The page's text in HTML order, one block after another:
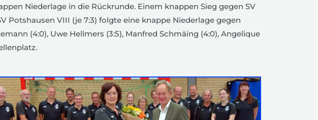
Niederlage in die Rückrunde. Einem knappen Sieg gegen SV
Potshausen VIII (je 7:3) folgte eine knappe Niederlage gegen
(4:0), Uwe Hellmers (3:5), Manfred Schmäing (4:0), Angelique